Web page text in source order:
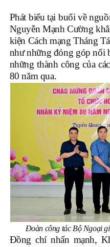
Phát biểu tại buổi về
Nguyễn Mạnh Cường
kiện Cách mạng Tháng
như những đóng góp nổi
những thành công của
80 năm qua.
Đoàn công tác Bộ Ngoại
Đồng chí nhấn mạnh,